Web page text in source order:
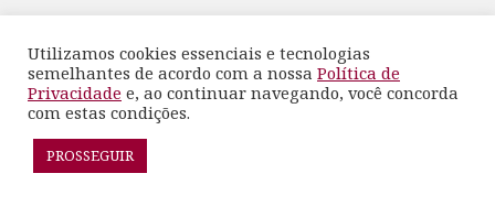
Utilizamos cookies essenciais e tecnologias
semelhantes de acordo com a nossa Política de
Privacidade e, ao continuar navegando, você concorda
com estas condições.
PROSSEGUIR